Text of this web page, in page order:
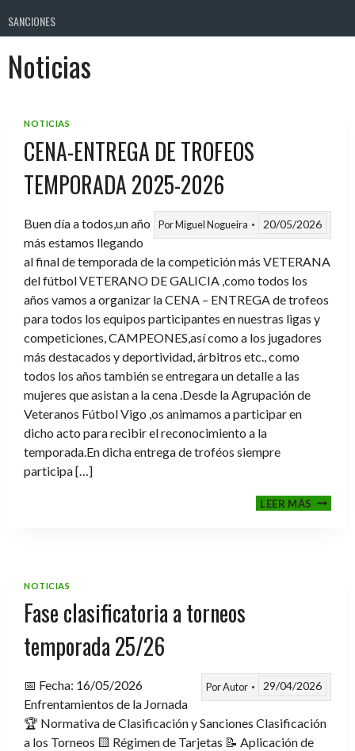
SANCIONES
Noticias
NOTICIAS
CENA-ENTREGA DE TROFEOS
TEMPORADA 2025-2026
PorMiguel Nogueira 20/05/2026
Buen día a todos,un año
más estamos llegando
al final de temporada de la competición más VETERANA
del fútbol VETERANO DE GALICIA ,como todos los
años vamos a organizar la CENA – ENTREGA de trofeos
para todos los equipos participantes en nuestras ligas y
competiciones, CAMPEONES,así como a los jugadores
más destacados y deportividad, árbitros etc., como
todos los años también se entregara un detalle a las
mujeres que asistan a la cena .Desde la Agrupación de
Veteranos Fútbol Vigo ,os animamos a participar en
dicho acto para recibir el reconocimiento a la
temporada.En dicha entrega de troféos siempre
participa […]
LEER MÁSCENA-
NOTICIAS
Fase clasificatoria a torneos
temporada 25/26
PorAutor 29/04/2026
📅 Fecha: 16/05/2026
Enfrentamientos de la Jornada
🏆 Normativa de Clasificación y Sanciones Clasificación
a los Torneos 🟨 Régimen de Tarjetas 📝 Aplicación de